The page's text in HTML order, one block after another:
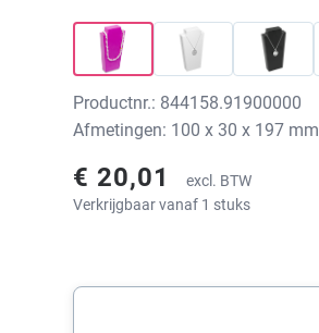
Productnr.: 844158.91900000
Afmetingen: 100 x 30 x 197 mm
€ 20,01
excl. BTW
Verkrijgbaar vanaf 1 stuks